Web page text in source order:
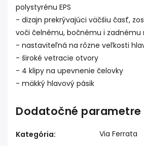
polystyrénu EPS
- dizajn prekrývajúci väčšiu časť,
voči čelnému, bočnému i zadnému
- nastaviteľná na rôzne veľkosti
- široké vetracie otvory
- 4 klipy na upevnenie čelovky
- mäkký hlavový pásik
Dodatočné parametre
Kategória:
Via Ferrata